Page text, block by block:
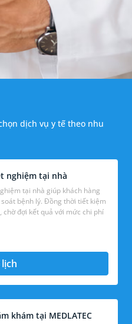
dịch vụ y tế theo nhu
nghiệm tại nhà
tại nhà giúp khách hàng
bệnh lý. Đồng thời tiết kiệm
khám tại MEDLATEC